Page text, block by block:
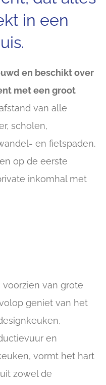
in een
en beschikt over
met een groot
van alle
scholen,
en fietspaden.
op de eerste
inkomhal met
van grote
geniet van het
en
vormt het hart
zowel de